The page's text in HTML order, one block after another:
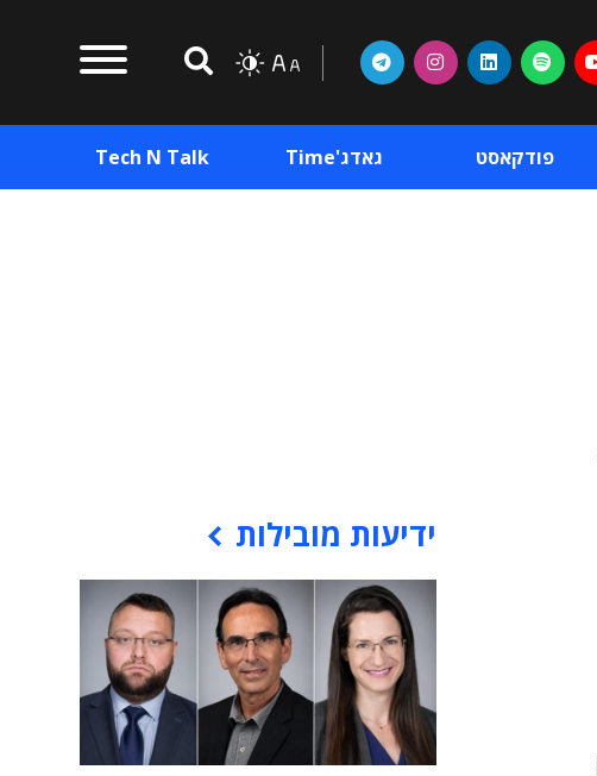
פודקאסט גאדג'Time Tech N Talk
ידיעות מובילות